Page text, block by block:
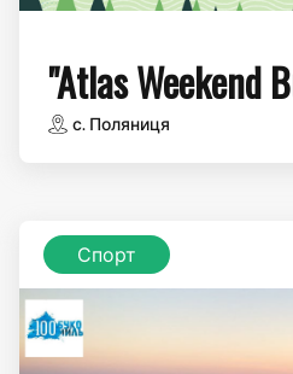
"Atlas Weekend
с. Поляниця
Спорт